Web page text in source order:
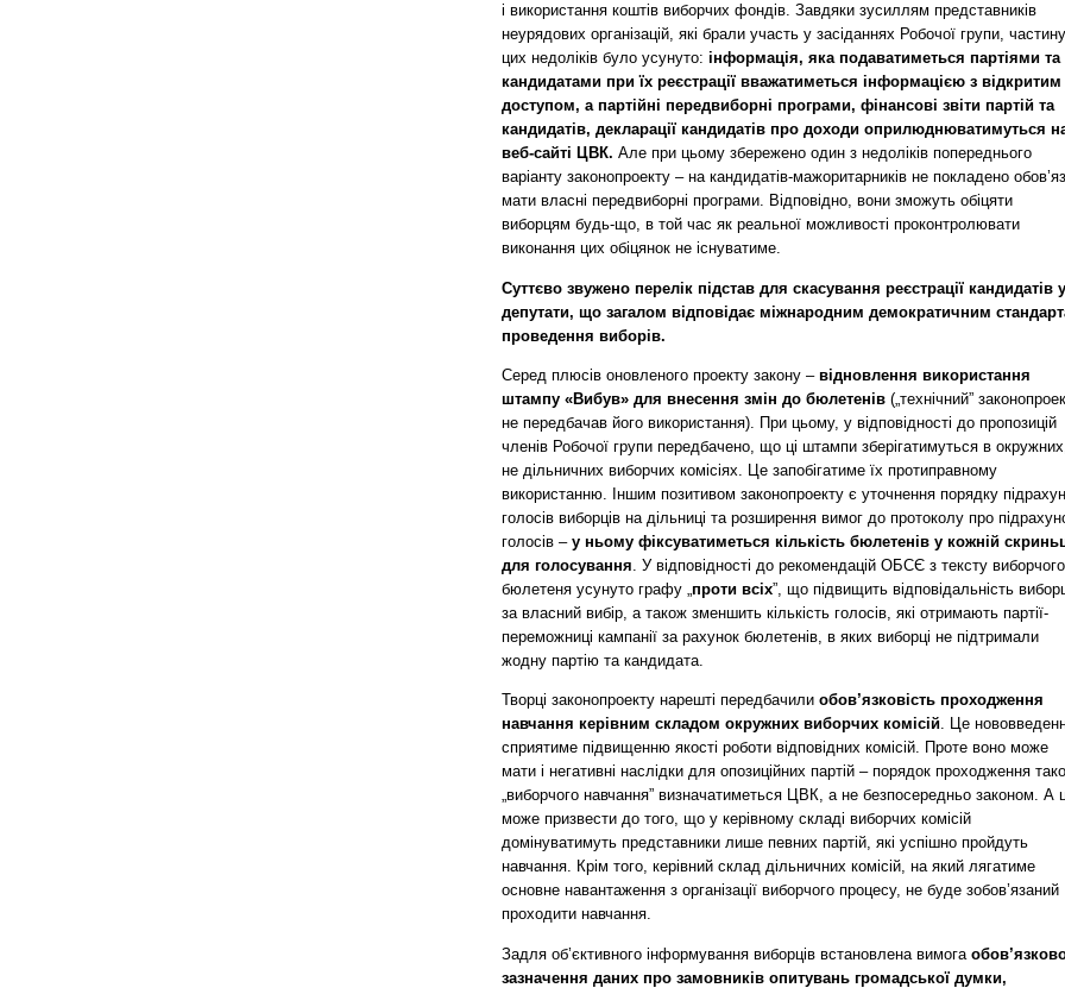
і використання коштів виборчих фондів. Завдяки зусиллям представників
неурядових організацій, які брали участь у засіданнях Робочої групи, частину
цих недоліків було усунуто: інформація, яка подаватиметься партіями та
кандидатами при їх реєстрації вважатиметься інформацією з відкритим
доступом, а партійні передвиборні програми, фінансові звіти партій та
кандидатів, декларації кандидатів про доходи оприлюднюватимуться
веб-сайті ЦВК. Але при цьому збережено один з недоліків попереднього
варіанту законопроекту – на кандидатів-мажоритарників не покладено
мати власні передвиборні програми. Відповідно, вони зможуть обіцяти
виборцям будь-що, в той час як реальної можливості проконтролювати
виконання цих обіцянок не існуватиме.
Суттєво звужено перелік підстав для скасування реєстрації кандидатів у
депутати, що загалом відповідає міжнародним демократичним
проведення виборів.
Серед плюсів оновленого проекту закону – відновлення використання
штампу «Вибув» для внесення змін до бюлетенів („технічний”
не передбачав його використання). При цьому, у відповідності до пропозицій
членів Робочої групи передбачено, що ці штампи зберігатимуться в
не дільничних виборчих комісіях. Це запобігатиме їх протиправному
використанню. Іншим позитивом законопроекту є уточнення порядку
голосів виборців на дільниці та розширення вимог до протоколу про
голосів – у ньому фіксуватиметься кількість бюлетенів у кожній
для голосування . У відповідності до рекомендацій ОБСЄ з тексту виборчого
бюлетеня усунуто графу „ проти всіх”, що підвищить відповідальність
за власний вибір, а також зменшить кількість голосів, які отримають партії-
переможниці кампанії за рахунок бюлетенів, в яких виборці не підтримали
жодну партію та кандидата.
Творці законопроекту нарешті передбачили обов’язковість проходження
навчання керівним складом окружних виборчих комісій. Це
сприятиме підвищенню якості роботи відповідних комісій. Проте воно може
мати і негативні наслідки для опозиційних партій – порядок проходження
„виборчого навчання” визначатиметься ЦВК, а не безпосередньо законом. А
може призвести до того, що у керівному складі виборчих комісій
домінуватимуть представники лише певних партій, які успішно пройдуть
навчання. Крім того, керівний склад дільничних комісій, на який лягатиме
основне навантаження з організації виборчого процесу, не буде зобов’язаний
проходити навчання.
Задля об’єктивного інформування виборців встановлена вимога
зазначення даних про замовників опитувань громадської думки,